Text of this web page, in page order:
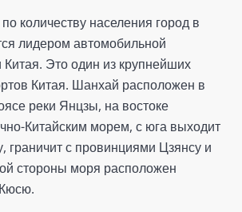
количеству населения город в
лидером автомобильной
Это один из крупнейших
Китая. Шанхай расположен в
реки Янцзы, на востоке
Китайским морем, с юга выходит
граничит с провинциями Цзянсу и
стороны моря расположен